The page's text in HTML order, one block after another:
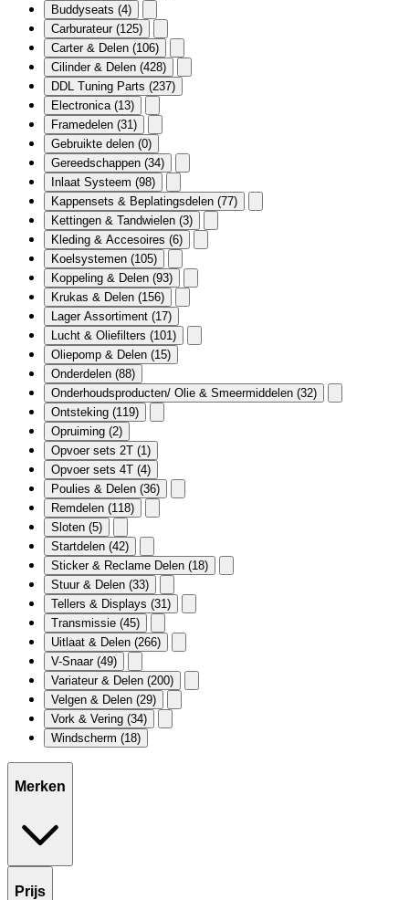
Buddyseats (4)
Carburateur (125)
Carter & Delen (106)
Cilinder & Delen (428)
DDL Tuning Parts (237)
Electronica (13)
Framedelen (31)
Gebruikte delen (0)
Gereedschappen (34)
Inlaat Systeem (98)
Kappensets & Beplatingsdelen (77)
Kettingen & Tandwielen (3)
Kleding & Accesoires (6)
Koelsystemen (105)
Koppeling & Delen (93)
Krukas & Delen (156)
Lager Assortiment (17)
Lucht & Oliefilters (101)
Oliepomp & Delen (15)
Onderdelen (88)
Onderhoudsproducten/ Olie & Smeermiddelen (32)
Ontsteking (119)
Opruiming (2)
Opvoer sets 2T (1)
Opvoer sets 4T (4)
Poulies & Delen (36)
Remdelen (118)
Sloten (5)
Startdelen (42)
Sticker & Reclame Delen (18)
Stuur & Delen (33)
Tellers & Displays (31)
Transmissie (45)
Uitlaat & Delen (266)
V-Snaar (49)
Variateur & Delen (200)
Velgen & Delen (29)
Vork & Vering (34)
Windscherm (18)
Merken
Prijs